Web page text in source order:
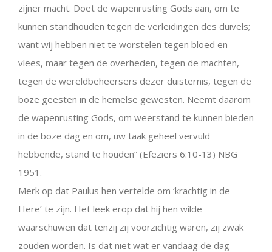
zijner macht. Doet de wapenrusting Gods aan, om te
kunnen standhouden tegen de verleidingen des duivels;
want wij hebben niet te worstelen tegen bloed en
vlees, maar tegen de overheden, tegen de machten,
tegen de wereldbeheersers dezer duisternis, tegen de
boze geesten in de hemelse gewesten. Neemt daarom
de wapenrusting Gods, om weerstand te kunnen bieden
in de boze dag en om, uw taak geheel vervuld
hebbende, stand te houden” (Efeziërs 6:10-13) NBG
1951.
Merk op dat Paulus hen vertelde om ‘krachtig in de
Here’ te zijn. Het leek erop dat hij hen wilde
waarschuwen dat tenzij zij voorzichtig waren, zij zwak
zouden worden. Is dat niet wat er vandaag de dag